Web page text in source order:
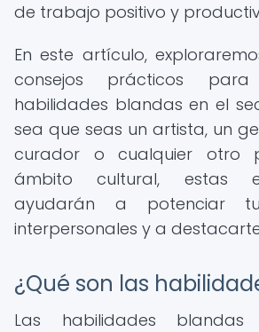
de trabajo positivo y
En este artículo,
consejos prácticos
habilidades blandas en el
sea que seas un artista, un
curador o cualquier otro
ámbito cultural, estas
ayudarán a potenciar
interpersonales y a
¿Qué son las
Las habilidades blandas